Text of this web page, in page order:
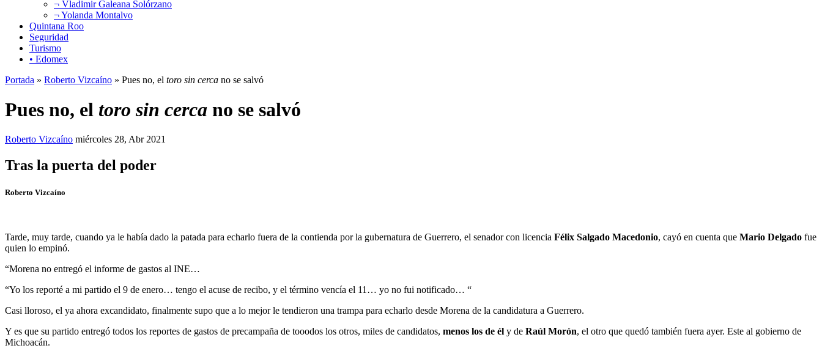
¬ Vladimir Galeana Solórzano
¬ Yolanda Montalvo
Quintana Roo
Seguridad
Turismo
• Edomex
Portada » Roberto Vizcaíno » Pues no, el toro sin cerca no se salvó
Pues no, el toro sin cerca no se salvó
Roberto Vizcaíno miércoles 28, Abr 2021
Tras la puerta del poder
Roberto Vizcaíno
Tarde, muy tarde, cuando ya le había dado la patada para echarlo fuera de la contienda por la gubernatura de Guerrero, el senador con licencia Félix Salgado Macedonio, cayó en cuenta que Mario Delgado fue
quien lo empinó.
“Morena no entregó el informe de gastos al INE…
“Yo los reporté a mi partido el 9 de enero… tengo el acuse de recibo, y el término vencía el 11… yo no fui notificado… “
Casi lloroso, el ya ahora excandidato, finalmente supo que a lo mejor le tendieron una trampa para echarlo desde Morena de la candidatura a Guerrero.
Y es que su partido entregó todos los reportes de gastos de precampaña de tooodos los otros, miles de candidatos, menos los de él y de Raúl Morón, el otro que quedó también fuera ayer. Este al gobierno de
Michoacán.